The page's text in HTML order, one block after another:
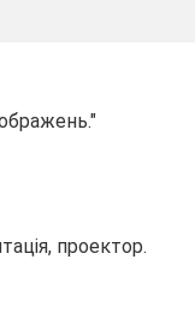
проектор.